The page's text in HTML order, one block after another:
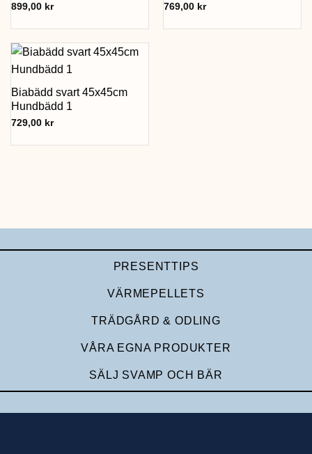
899,00 kr 769,00 kr
Biabädd svart 45x45cm
Hundbädd 1
729,00 kr
PRESENTTIPS
VÄRMEPELLETS
TRÄDGÅRD & ODLING
VÅRA EGNA PRODUKTER
SÄLJ SVAMP OCH BÄR